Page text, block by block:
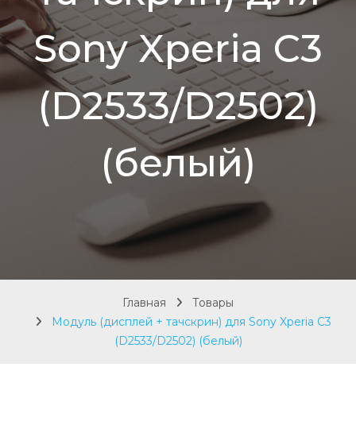
Sony Xperia C3
(D2533/D2502)
(белый)
Главная
Товары
Модуль (дисплей + тачскрин) для Sony Xperia C3
(D2533/D2502) (белый)